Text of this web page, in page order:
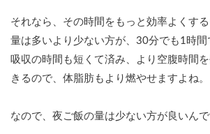
それなら、その時間をもっと効率よくす
量は多いより少ない方が、30分でも1時
吸収の時間も短くて済み、より空腹時間
きるので、体脂肪もより燃やせますよね。
なので、夜ご飯の量は少ない方が良いんで